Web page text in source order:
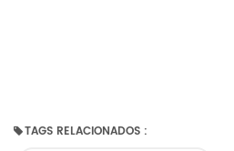
TAGS RELACIONADOS :